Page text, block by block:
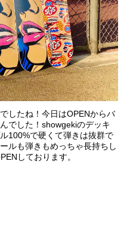
したね！今日はOPENからバ
でした！showgekiのデッキ
100%で硬くて弾きは抜群で
ルも弾きもめっちゃ長持ちし
しております。